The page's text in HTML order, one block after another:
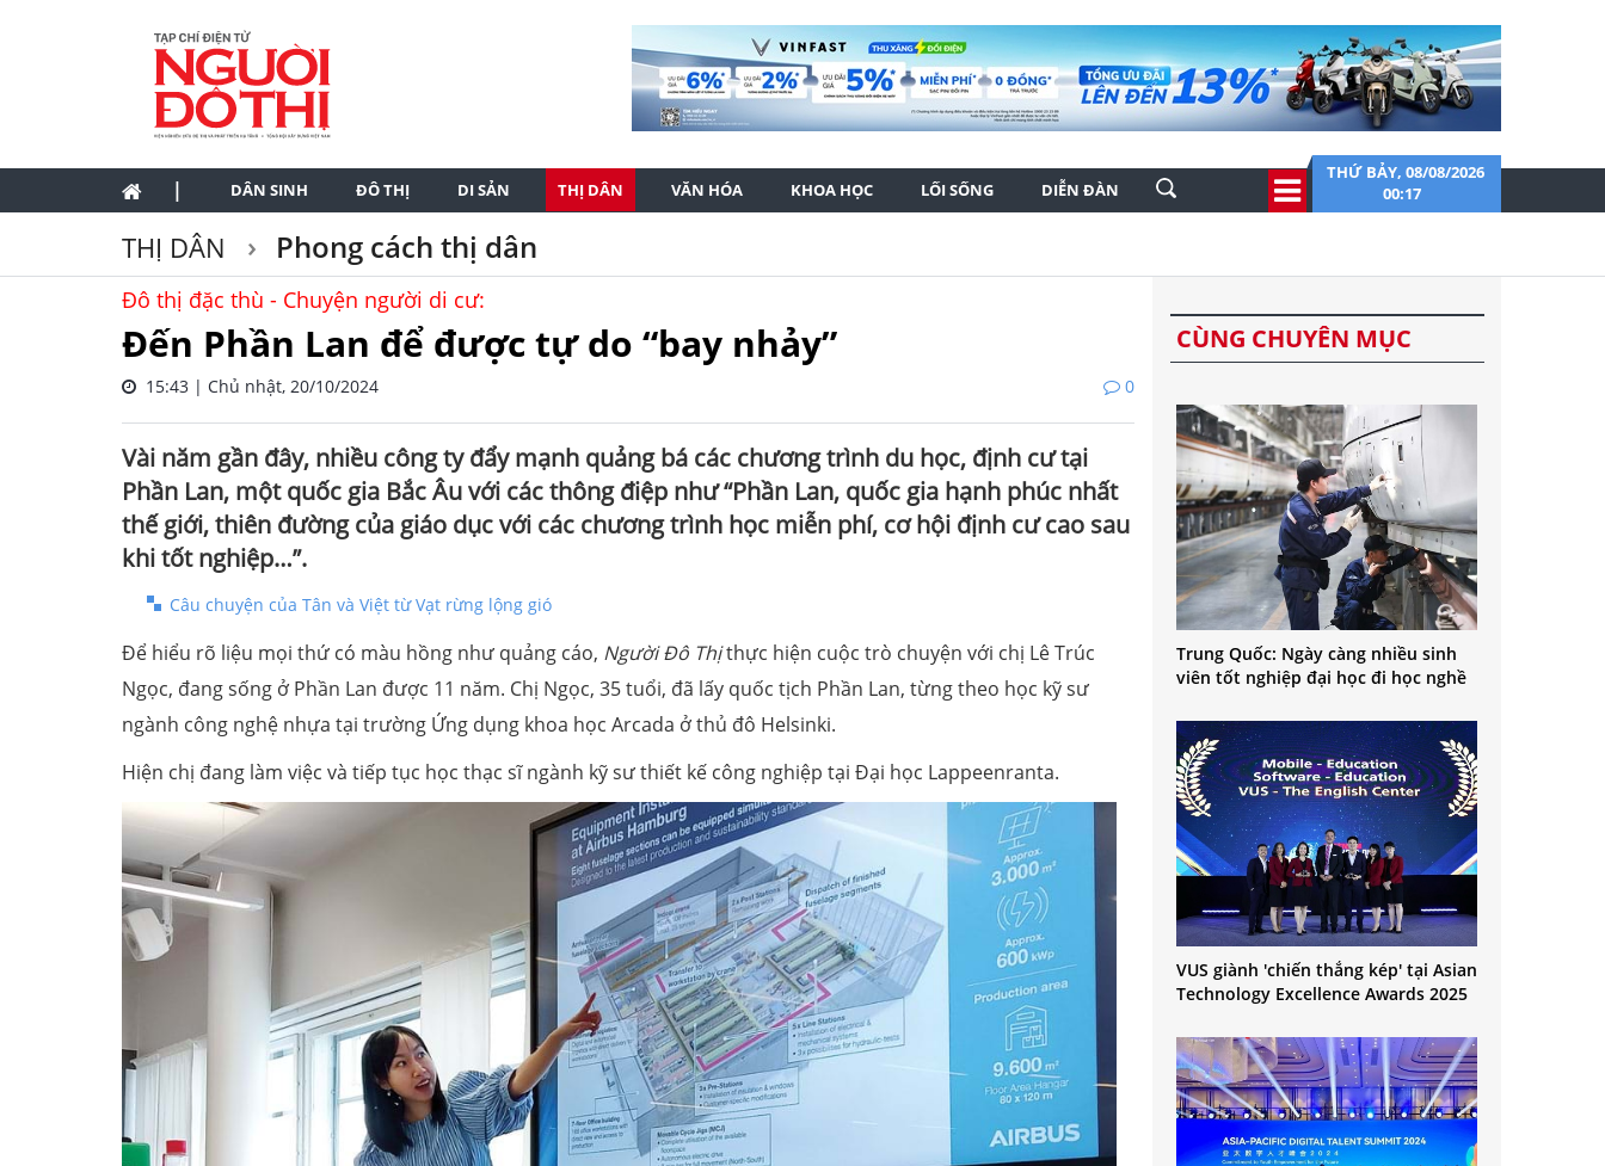
| DÂN SINH ĐÔ THỊ DI SẢN THỊ DÂN VĂN HÓA KHOA HỌC LỐI SỐNG DIỄN ĐÀN
THỨ BẢY, 08/08/2026
00:17
THỊ DÂN Phong cách thị dân
Đô thị đặc thù - Chuyện người di cư:
Đến Phần Lan để được tự do “bay nhảy”
15:43 | Chủ nhật, 20/10/2024 0
Vài năm gần đây, nhiều công ty đẩy mạnh quảng bá các chương trình du học, định cư tại
Phần Lan, một quốc gia Bắc Âu với các thông điệp như “Phần Lan, quốc gia hạnh phúc nhất
thế giới, thiên đường của giáo dục với các chương trình học miễn phí, cơ hội định cư cao sau
khi tốt nghiệp…”.
Câu chuyện của Tân và Việt từ Vạt rừng lộng gió
Để hiểu rõ liệu mọi thứ có màu hồng như quảng cáo, Người Đô Thịthực hiện cuộc trò chuyện với chị Lê Trúc
Ngọc, đang sống ở Phần Lan được 11 năm. Chị Ngọc, 35 tuổi, đã lấy quốc tịch Phần Lan, từng theo học kỹ sư
ngành công nghệ nhựa tại trường Ứng dụng khoa học Arcada ở thủ đô Helsinki.
Hiện chị đang làm việc và tiếp tục học thạc sĩ ngành kỹ sư thiết kế công nghiệp tại Đại học Lappeenranta.
CÙNG CHUYÊN MỤC
Trung Quốc: Ngày càng nhiều sinh
viên tốt nghiệp đại học đi học nghề
VUS giành 'chiến thắng kép' tại Asian
Technology Excellence Awards 2025